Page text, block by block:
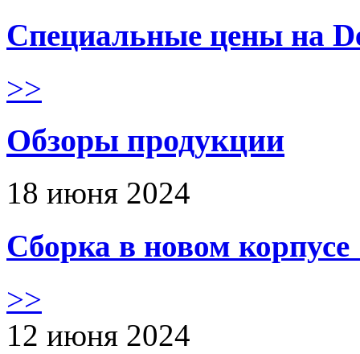
Специальные цены на
>>
Обзоры продукции
18 июня 2024
Сборка в новом
>>
12 июня 2024